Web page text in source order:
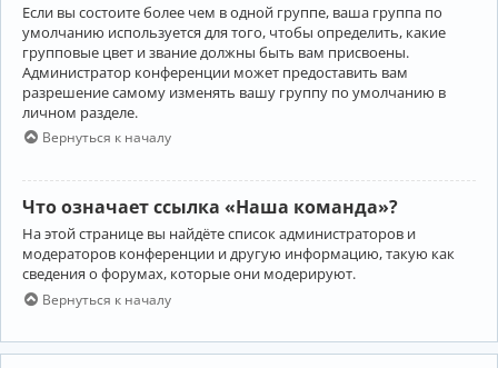
Если вы состоите более чем в одной группе, ваша группа по
умолчанию используется для того, чтобы определить, какие
групповые цвет и звание должны быть вам присвоены.
Администратор конференции может предоставить вам
разрешение самому изменять вашу группу по умолчанию в
личном разделе.
Вернуться к началу
Что означает ссылка «Наша команда»?
На этой странице вы найдёте список администраторов и
модераторов конференции и другую информацию, такую как
сведения о форумах, которые они модерируют.
Вернуться к началу